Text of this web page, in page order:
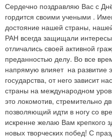
Сердечно поздравляю Вас с
гордится своими учеными .
достояние нашей страны,
РАН всегда защищали
отличались своей активной
преданностью делу. Во все
напрямую влияет на развитие
государства, от него зависит
страны на международном
это локомотив, стремительно
позволяющий идти в ногу со
искренне желаю Вам крепкого
новых творческих побед! С